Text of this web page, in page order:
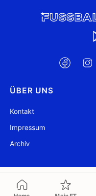
ÜBER UNS
Kontakt
Impressum
Archiv